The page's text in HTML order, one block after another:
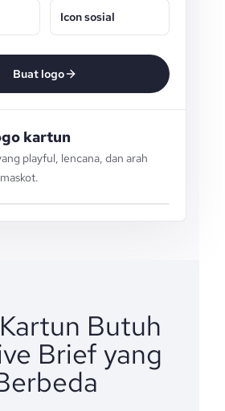
Icon sosial
Buat logo
kartun
playful, lencana, dan arah
Butuh
Brief yang